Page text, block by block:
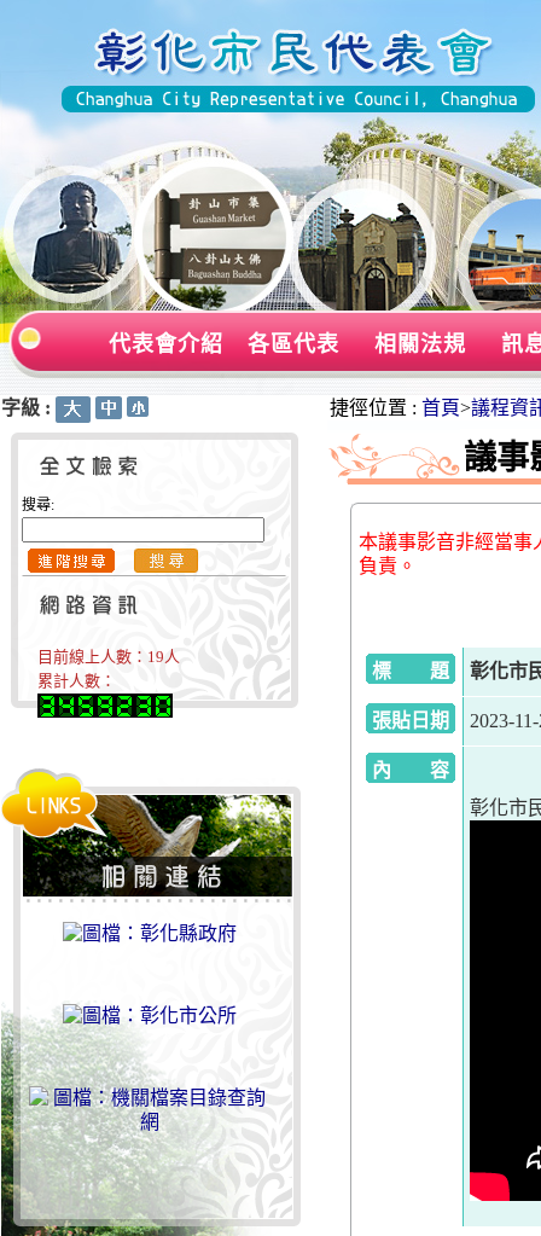
代表會介紹 各區代表 相關法規 訊
字級 :
搜尋:
目前線上人數： 19人
累計人數：
捷徑位置 : 首頁>議程資
議事
本議事影音非經當事
負責。
標 題 彰化市
張貼日期 2023-
內 容
彰化市